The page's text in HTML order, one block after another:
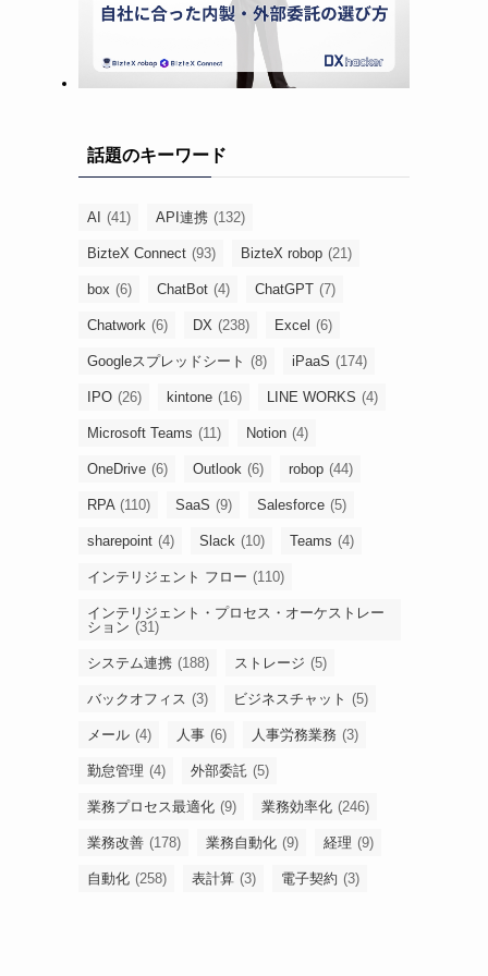
話題のキーワード
AI (41) API連携 (132)
BizteX Connect (93) BizteX robop (21)
box (6) ChatBot (4) ChatGPT (7)
Chatwork (6) DX (238) Excel (6)
Googleスプレッドシート (8) iPaaS (174)
IPO (26) kintone (16) LINE WORKS (4)
Microsoft Teams (11) Notion (4)
OneDrive (6) Outlook (6) robop (44)
RPA (110) SaaS (9) Salesforce (5)
sharepoint (4) Slack (10) Teams (4)
インテリジェント フロー (110)
インテリジェント・プロセス・オーケストレー
ション (31)
システム連携 (188) ストレージ (5)
バックオフィス (3) ビジネスチャット (5)
メール (4) 人事 (6) 人事労務業務 (3)
勤怠管理 (4) 外部委託 (5)
業務プロセス最適化 (9) 業務効率化 (246)
業務改善 (178) 業務自動化 (9) 経理 (9)
自動化 (258) 表計算 (3) 電子契約 (3)